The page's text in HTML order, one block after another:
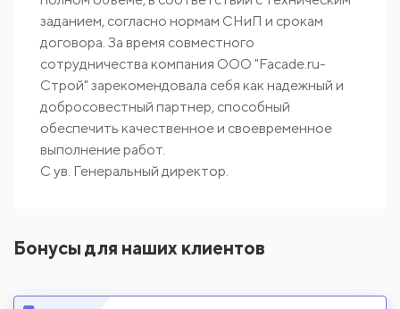
заданием, согласно нормам СНиП и срокам
договора. За время совместного
сотрудничества компания ООО "Facade.ru-
Строй" зарекомендовала себя как надежный и
добросовестный партнер, способный
обеспечить качественное и своевременное
выполнение работ.
С ув. Генеральный директор.
Бонусы для наших клиентов